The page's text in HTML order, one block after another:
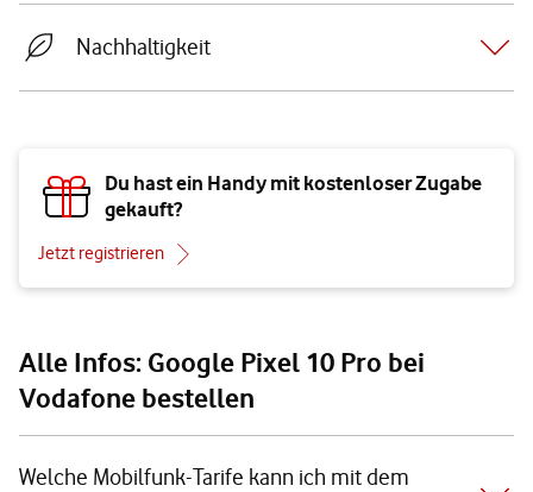
Nachhaltigkeit
Du hast ein Handy mit kostenloser Zugabe
gekauft?
Jetzt registrieren
Alle Infos: Google Pixel 10 Pro bei
Vodafone bestellen
Welche Mobilfunk-Tarife kann ich mit dem